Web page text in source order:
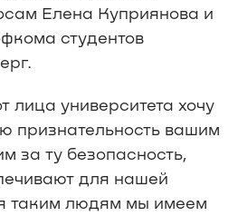
Елена Куприянова и
студентов
лица университета хочу
признательность вашим
за ту безопасность,
для нашей
таким людям мы имеем